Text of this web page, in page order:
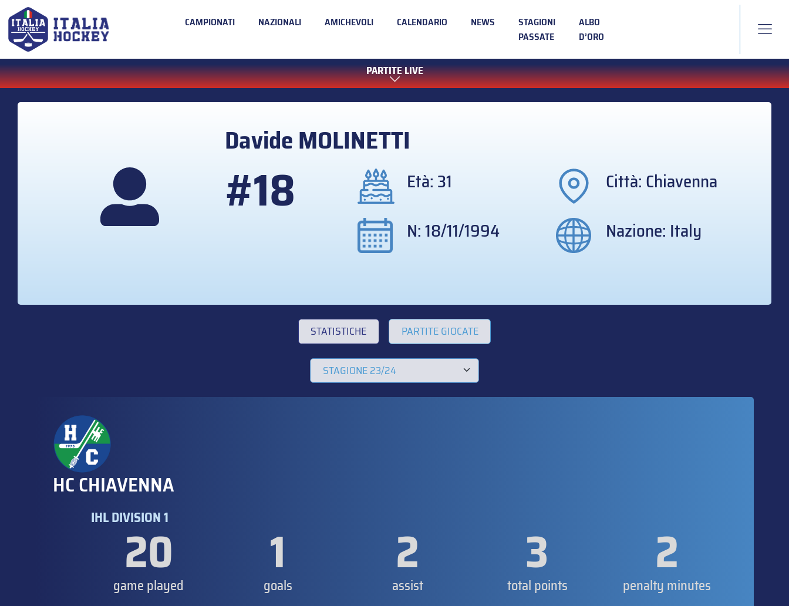
CAMPIONATI NAZIONALI AMICHEVOLI CALENDARIO NEWS
STAGIONI
PASSATE
ALBO
D’ORO
PARTITE LIVE
DavideMOLINETTI
#18 Età: 31
Città: Chiavenna
N: 18/11/1994
Nazione: Italy
STATISTICHE PARTITE GIOCATE
HC CHIAVENNA
IHL DIVISION 1
20
game played 1
goals 2
assist 3
total points 2
penalty minutes